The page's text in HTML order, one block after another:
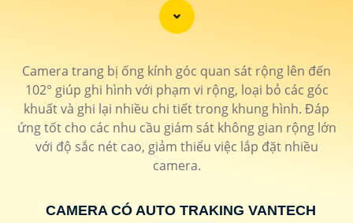
bảo vệ an ninh cho gia đình và doanh nghiệp.
Camera trang bị ống kính góc quan sát rộng lên đến
102° giúp ghi hình với phạm vi rộng, loại bỏ các góc
khuất và ghi lại nhiều chi tiết trong khung hình. Đáp
ứng tốt cho các nhu cầu giám sát không gian rộng lớn
với độ sắc nét cao, giảm thiểu việc lắp đặt nhiều
camera.
CAMERA CÓ AUTO TRAKING VANTECH